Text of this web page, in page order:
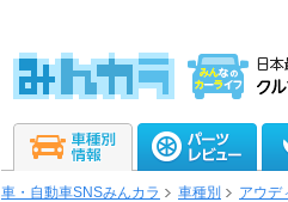
車・自動車SNSみんカラ 車種別 アウデ